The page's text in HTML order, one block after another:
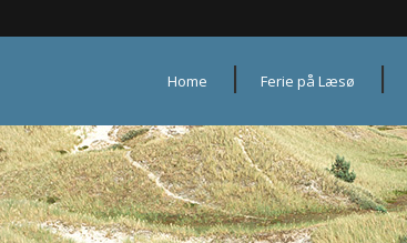
Home Ferie på Læsø